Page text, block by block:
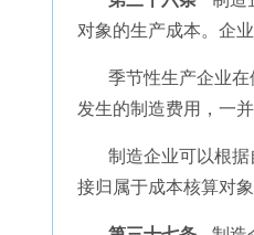
对象的生产成本。企
季节性生产企业
发生的制造费用，一
制造企业可以根
接归属于成本核算对